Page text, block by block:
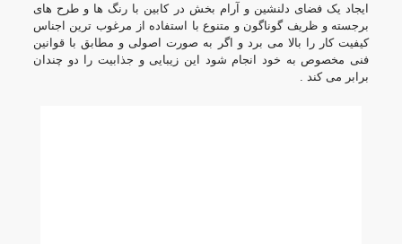
ایجاد یک فضای دلنشین و آرام بخش در کابین با رنگ ها و طرح های
برجسته و ظریف گوناگون و متنوع با استفاده از مرغوب ترین اجناس
کیفیت کار را بالا می برد و اگر به صورت اصولی و مطابق با قوانین
فنی مخصوص به خود انجام شود این زیبایی و جذابیت را دو چندان
برابر می کند .